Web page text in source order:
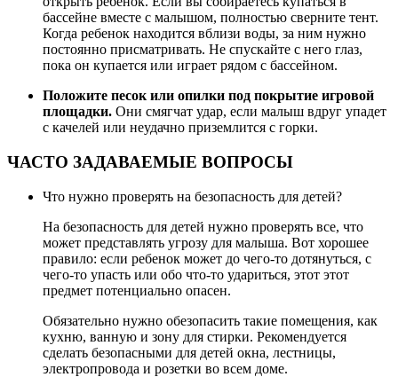
бассейне вместе с малышом, полностью сверните тент.
Когда ребенок находится вблизи воды, за ним нужно
постоянно присматривать. Не спускайте с него глаз,
пока он купается или играет рядом с бассейном.
Положите песок или опилки под покрытие игровой
площадки. Они смягчат удар, если малыш вдруг упадет
с качелей или неудачно приземлится с горки.
ЧАСТО ЗАДАВАЕМЫЕ ВОПРОСЫ
Что нужно проверять на безопасность для детей?
На безопасность для детей нужно проверять все, что
может представлять угрозу для малыша. Вот хорошее
правило: если ребенок может до чего-то дотянуться, с
чего-то упасть или обо что-то удариться, этот этот
предмет потенциально опасен.
Обязательно нужно обезопасить такие помещения, как
кухню, ванную и зону для стирки. Рекомендуется
сделать безопасными для детей окна, лестницы,
электропровода и розетки во всем доме.